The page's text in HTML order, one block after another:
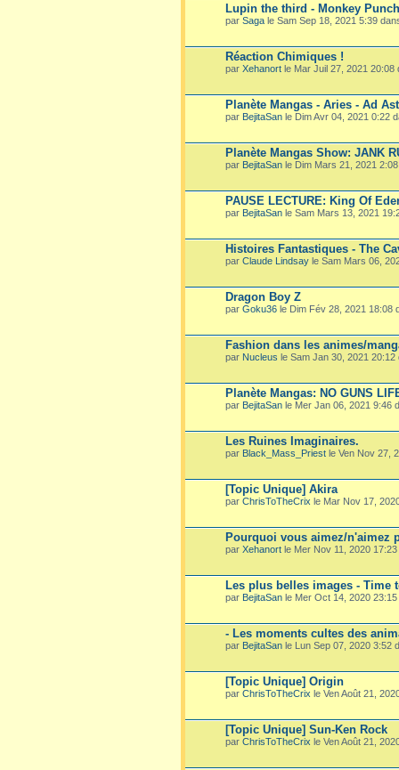
Lupin the third - Monkey Punch
par Saga le Sam Sep 18, 2021 5:39
Réaction Chimiques !
par Xehanort le Mar Juil 27, 2021
Planète Mangas - Aries - Ad
par BejitaSan le Dim Avr 04, 2021 0:22
Planète Mangas Show: JANK
par BejitaSan le Dim Mars 21, 2021
PAUSE LECTURE: King Of
par BejitaSan le Sam Mars 13, 2021
Histoires Fantastiques - The
par Claude Lindsay le Sam Mars 06,
Dragon Boy Z
par Goku36 le Dim Fév 28, 2021 18:08
Fashion dans les animes/
par Nucleus le Sam Jan 30, 2021
Planète Mangas: NO GUNS
par BejitaSan le Mer Jan 06, 2021 9:46
Les Ruines Imaginaires.
par Black_Mass_Priest le Ven Nov 27,
[Topic Unique] Akira
par ChrisToTheCrix le Mar Nov 17,
Pourquoi vous aimez/n'aimez
par Xehanort le Mer Nov 11, 2020
Les plus belles images - Time
par BejitaSan le Mer Oct 14, 2020
- Les moments cultes des
par BejitaSan le Lun Sep 07, 2020 3:52
[Topic Unique] Origin
par ChrisToTheCrix le Ven Août 21,
[Topic Unique] Sun-Ken Rock
par ChrisToTheCrix le Ven Août 21,